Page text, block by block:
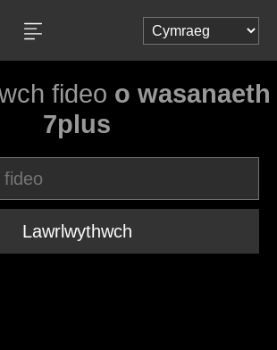
fideo o wasanaeth
7plus
Lawrlwythwch